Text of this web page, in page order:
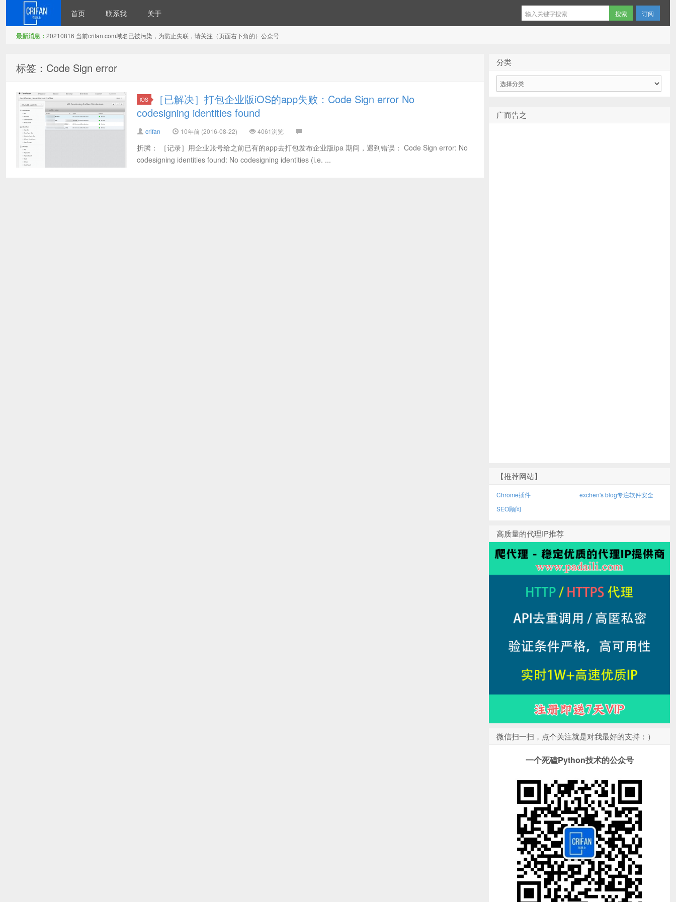
首页 联系我 关于 订阅
最新消息： 20210816 当前crifan.com域名已被污染，为防止失联，请关注（页面右下角的）公众号
标签：Code Sign error
iOS
［已解决］打包企业版iOS的app失败：Code Sign error No
codesigning identities found
crifan 10年前 (2016-08-22) 4061浏览
折腾： ［记录］用企业账号给之前已有的app去打包发布企业版ipa 期间，遇到错误： Code Sign error: No
codesigning identities found: No codesigning identities (i.e. ...
分类
广而告之
【推荐网站】
Chrome插件
exchen's blog专注软件安全
SEO顾问
高质量的代理IP推荐
微信扫一扫，点个关注就是对我最好的支持：）
一个死磕Python技术的公众号